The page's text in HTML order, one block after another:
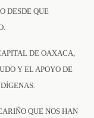
DESDE QUE
DE OAXACA,
Y EL APOYO DE
QUE NOS HAN